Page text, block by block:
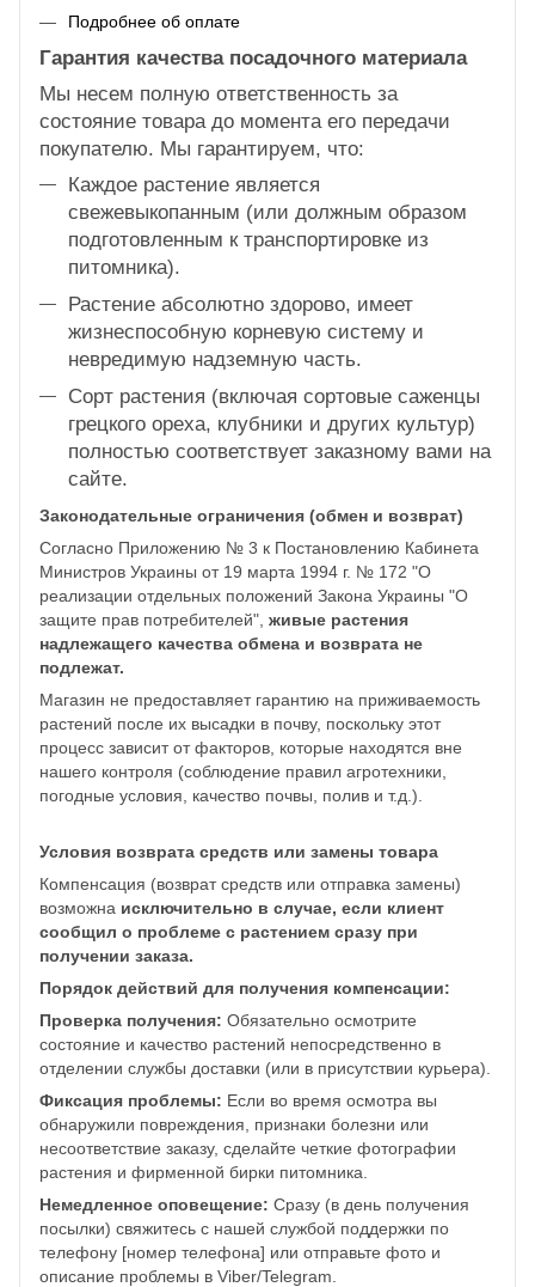
Подробнее об оплате
Гарантия качества посадочного материала
Мы несем полную ответственность за
состояние товара до момента его передачи
покупателю. Мы гарантируем, что:
Каждое растение является
свежевыкопанным (или должным образом
подготовленным к транспортировке из
питомника).
Растение абсолютно здорово, имеет
жизнеспособную корневую систему и
невредимую надземную часть.
Сорт растения (включая сортовые саженцы
грецкого ореха, клубники и других культур)
полностью соответствует заказному вами на
сайте.
Законодательные ограничения (обмен и возврат)
Согласно Приложению № 3 к Постановлению Кабинета
Министров Украины от 19 марта 1994 г. № 172 "О
реализации отдельных положений Закона Украины "О
защите прав потребителей", живые растения
надлежащего качества обмена и возврата не
подлежат.
Магазин не предоставляет гарантию на приживаемость
растений после их высадки в почву, поскольку этот
процесс зависит от факторов, которые находятся вне
нашего контроля (соблюдение правил агротехники,
погодные условия, качество почвы, полив и т.д.).
Условия возврата средств или замены товара
Компенсация (возврат средств или отправка замены)
возможна исключительно в случае, если клиент
сообщил о проблеме с растением сразу при
получении заказа.
Порядок действий для получения компенсации:
Проверка получения: Обязательно осмотрите
состояние и качество растений непосредственно в
отделении службы доставки (или в присутствии курьера).
Фиксация проблемы: Если во время осмотра вы
обнаружили повреждения, признаки болезни или
несоответствие заказу, сделайте четкие фотографии
растения и фирменной бирки питомника.
Немедленное оповещение: Сразу (в день получения
посылки) свяжитесь с нашей службой поддержки по
телефону [номер телефона] или отправьте фото и
описание проблемы в Viber/Telegram.